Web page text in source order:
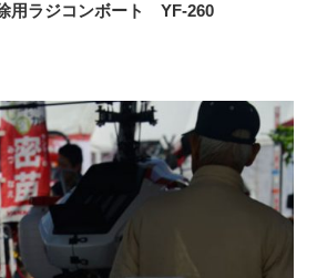
用ラジコンボート YF-260